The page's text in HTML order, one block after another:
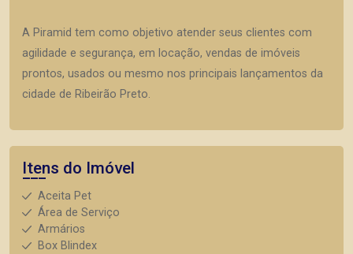
A Piramid tem como objetivo atender seus clientes com
agilidade e segurança, em locação, vendas de imóveis
prontos, usados ou mesmo nos principais lançamentos da
cidade de Ribeirão Preto.
Itens do Imóvel
Aceita Pet
Área de Serviço
Armários
Box Blindex